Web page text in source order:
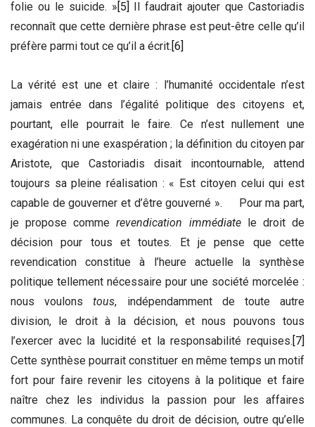
folie ou le suicide. »[5] Il faudrait ajouter que Castoriadis
reconnaît que cette dernière phrase est peut-être celle qu’il
préfère parmi tout ce qu’il a écrit.[6]
La vérité est une et claire : l’humanité occidentale n’est
jamais entrée dans l’égalité politique des citoyens et,
pourtant, elle pourrait le faire. Ce n’est nullement une
exagération ni une exaspération ; la définition du citoyen par
Aristote, que Castoriadis disait incontournable, attend
toujours sa pleine réalisation : « Est citoyen celui qui est
capable de gouverner et d’être gouverné ». Pour ma part,
je propose commerevendication immédiatele droit de
décision pour tous et toutes. Et je pense que cette
revendication constitue à l’heure actuelle la synthèse
politique tellement nécessaire pour une société morcelée :
nous voulonstous, indépendamment de toute autre
division, le droit à la décision, et nous pouvons tous
l’exercer avec la lucidité et la responsabilité requises.[7]
Cette synthèse pourrait constituer en même temps un motif
fort pour faire revenir les citoyens à la politique et faire
naître chez les individus la passion pour les affaires
communes. La conquête du droit de décision, outre qu’elle